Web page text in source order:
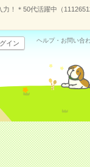
！＊50代活躍中（
イン ヘルプ・お問い合